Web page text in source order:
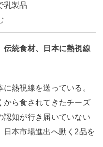
乳製品
統食材、日本に熱視線
熱視線を送っている。
から食されてきたチーズ
認知が行き届いていない
日本市場進出へ動く2品を